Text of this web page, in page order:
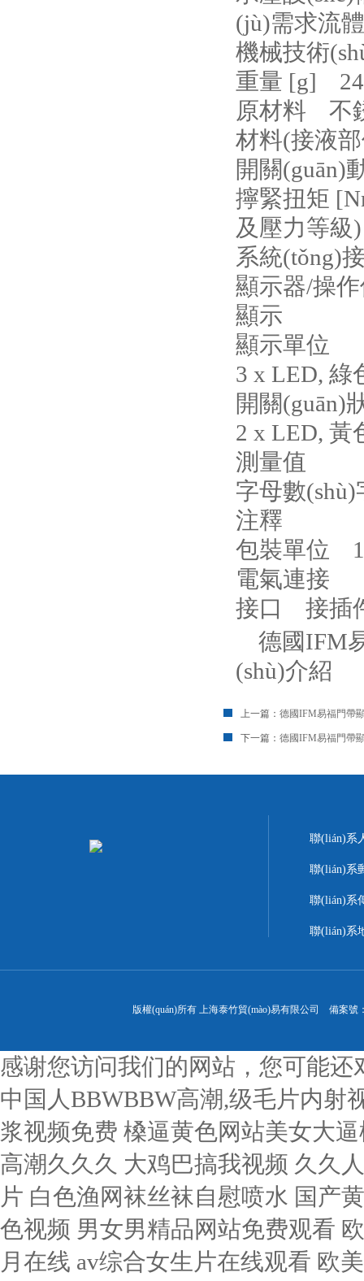
(jù)需求流
機械技術
重量 [g]
原材料 不
材料(接液
開關
擰緊扭矩
及壓力等級)
系統(tǒng)
顯示器/操
顯示
顯示單位
3 x LED, 綠
開關(guān)
2 x LED, 黃
測量值
字母數
注釋
包裝單位
電氣連接
接口 接插
德國IFM
(shù)介紹
上一篇： 德國IFM易福門帶
下一篇： 德國IFM易福門帶
聯(lián)系
聯(lián)系
聯(lián)系
聯(lián)系
版權(quán)所有 上海泰竹貿(mào)易有限公司 備案號
感谢您访问我们的网站，您可能还
中国人BBWBBW高潮,级毛片内射
浆视频免费 槡逼黄色网站美女大逼橾 精品少妇人妻久久av免费 亚洲国产美女高潮久久久 大鸡巴搞我视频 久久人人玩人人妻做人人 琪琪成人影视啪啪成人片 白色渔网袜丝袜自慰喷水 国产黄色视频 大香蕉porn在线视频 国产精品夜色视频 男女男精品网站免费观看 欧美呦呦呦呦呦一区二区 激情综合网激情五月在线 av综合女生片在线观看 欧美日韩免进入 日逼直接看视频 男男插菊花网站在线观看 操逼干男人视频 操BB免费影视 哥哥的女人完整版在线观看 国产亚洲精品影达达兔 乱码人妻一区二区三区 jav一区二区hjhj 国产精品sp调教打屁股 男J插女B视频 亚洲精品色欲成人综合网 91青娱乐极品视觉盛宴 久久91久久久久久久久 综合亚洲AV图片区 秘密女搜查官 人妻共享互换群 国产精品久久久久精品紧 亚洲香蕉成人av网站在线观看 美女男人黄色操逼,网站 大鸡黑巴猛插女人逼视频 国产激情一区二区三区在线 俺爹是卧底在线免费观看 涩久久久久久久久久久久 亚洲 欧美 激情 一区 一级二级三一片内射视频 操女人的大洞洞 男人干女人的BB小视频 逼逼难受鸡巴操 久热这里只精品99国产6 chine大鸡吧操女人 黑屌操白逼换妻 国产免费观看久久黄av片 中文字幕一区二区三区三洲 风韵丰满熟妇老熟女呻吟 给我放一个操大逼的黄片 日本道 高清一区二区三区 大鸡巴艹逼视频 日韩一级特黄大片 亚洲 欧美超碰夜夜澡日日澡久久久 欧美大胆a级视频免费 丰满多毛的少妇 97久久精品人人澡人人爽 色婷婷国产成人精品视频 人妻美脚连裤袜中文字幕 人人妻人人澡人人爽视频毒 国产色视频免费观看懂色 久久亚洲精品中文字幕 骚屄痒痒想长屌插屄视频 国第二产在线无码精品区 日韩一区二区在线免费看 无码一区二区三区中文字幕 插入阴道爆白浆视频91 国产一级毛片夜一级毛片 欧美日韩国产一二三区视频 日本 人妻 三级 在线 2022国产精品一区二区 女高中生被艹哭免费观看 五十路六十路七十路熟妇 亲近怀孕乱子伦免费视频 尤物视频国产a 男人裸鸡鸡网站 日韩人妻一区二区三区av 色婷婷亚洲十月十月色天 18禁无遮挡全彩黄漫画 印度人又大又粗硬要配种 日本浪琴比国内便宜多少 黄片免费看亚洲一区二区 看一级毛片**直播在线 亚洲人成成无码网WWW 亚洲欧洲精品中文字幕在线 爽死你个放荡粗暴婬故事 人妻无码av天堂二区 触手操逼的网站 午夜av网址在线观看免费 亚洲人成网站18禁动漫无码 国产日韩欧美精品线路一区 亚洲国产初高中生女av 拔萝卜在线视频免费观看 日韩极品精品一区二区三区 国产a级毛片 怡红院AⅤ国产一区二区 香蕉尹人在线观看你懂的 国产色婷婷精品免费视频 啊啊啊啊大鸡巴操我视频 大鸡巴用力操我动漫视频 少妇久久久久久久久久久久 中文有码国产精品欧美激情 美女在床上鸡巴22免费 日本成本人三级在线观看 日韩在线视频观看一区二区 亲子乱子伦视频一区二区 嗯哼啊慢点视频在线观看 国产美女口爆吞精普通话 最近中文字幕大全高清在线 亚洲中文字幕在线五月天 国产午夜福利短视频在线观看 久久婷婷五月综合97色直播 18禁真人抽搐一进一出 国产成人精品一区二3 久久久av视频在线观看 五十路熟妇中出无码视频 女人高朝张开腿让男人桶 一区二区三区五区中文字幕 黑人尻亚洲女人 性奴公司之调教晶晶小说 97久久久久久人妻精品 性爱a片高清无码免费看 亚洲 综合 久久 校园 成人用品进货批发网 亚洲精品高潮久久久久黄 久久综合九色 亚洲第一色骚骚骚骚骚骚 亚洲中文字幕永久在线看 2020久久精品亚洲综合 亚洲av人人澡人自国产 性高朝久久久久久久齐齐 老熟妇自慰av 欧美一区二区三区精品日韩 欧美大波视频 在线视频 做床爱视频真无遮挡免费 www在线一区 中国熟妇xxxxx视频 青娱乐私人午夜 亚洲精品一区二区18漫画 你的骚逼AV片 全世界女人操B jiZZ丰满农村胖女人 后入操逼 淫语 真人作爱试看120分钟 97人人模人人爽人人喊网 蜜乳一区二区三区亚洲国产 曰本XXXXX 激情视频在线观看黄免费 中文字幕第二页乱码在线 国产乱子伦最新免费视频 国产不卡高清视频在线观看 鸡吧插骚货视频 亚洲综合激情无码乱自慰 拔萝卜在线视频免费观看 青青青国产精美在线观看 久久久久久老熟妇人妻av 哦哦干死我,用力h视频 一个色综合亚洲更新最快 男生插进女神屁眼的网站 亚洲AV成人无码网站… 色老汉影院一区二区三区 国产黄色强势奸 欧美a欧美一级大片式放 亚洲欧美另类自拍第一页 男人叽叽猛插女人逼影视 欧美浓毛大泬老妇热乱爱 波多野结衣的av电影 午夜无码人妻av大片色欲 被c哭着爬走又被拉回来调教 456极品嫩模在线视频 国产一精品一AV一免费 亚洲一二三视频 日本免费一区二区视频播放 30年驾龄老司机告诉你 啪啪高潮激烈喷水动态图 国产乱肥老妇 国产精品久久久永久观看 久久久久琪琪去精品色 男生鸡鸡痛女生鸡鸡网站 亚洲国产欧美在线观看 美女裸体爆乳张开腿喷水 成人免费一区二区三区视频 女人张开腿让男人桶视频 国产乱真实伦一区二区三 91人妻人人精品人人爽 高清中文字幕男人的天堂 《年轻的寡妇》中文字幕 精人妻无码一区二区三区 午夜亚洲Av无码高潮片 无码囯产精品一区二区免费 性做久久久久久久久不卡 男人的天堂好色在线观看 算你色永久免费视频在线 男人将女人操到喷射网站 亚av无码一区二区乱子伦 日本高清三级精品一区二区 黄色片在哪里看中文字幕 成人免费看a级毛片 国产第二十一页 又大又粗又爽的少妇毛片 某某电视剧在线观看全集免费播放 激情操逼小视频 狂操人妻小穴哦哦哦视频 亚洲欧美不卡一区二区三区 97人人妻人人操人人爽 亚洲一二三区精品与老人 国产精品亚洲美女久久久 亚洲免费无码片中文字幕 2022国产精品永久在线 人妻含泪让粗大挺进在线 在线a人片免费观看不卡 久久久久久久久久久久在 射你逼里好不好视频导航 avcar老司机汇集地 精品一区二区三区长筒靴 亚洲精品三区 免费看欧美日韩特级黄片 1000部18岁以下禁 国产激情一区二区三区在线 色噜噜狠狠网站狠狠爱欧美 人人妻人人玩人人澡人人爽 肏逼网尤物视频 日本大乳奶电影在线观看 日韩欧美中文字幕国产电影 337p日本欧洲亚洲大胆精品 国产国语老龄妇女a片 91污污污在线免费观看 99九九热只有国产精品 啪啪运动屁股大丰满网站 插俄罗斯老太太逼逼尿尿 看了出水的网站 亚洲尤物极品天堂久久久 色窝窝影视一区二区三区 国产人妻一区二区三区久 操你骚逼www 大鸡巴操骚逼视频啪啪啪 国产一区二区三区四区欧美 老司机午夜精品在线观看 男人日女人高清 亚洲免费网站在线观看。 日本少妇和白人性爱自拍 国产第一色多多 久久久久久久久公牛影视 WWW亚洲精品久久久乳 网友自拍第一页 一受多攻同做h嗯啊巨肉 精品一区二区不卡无av 黄页污视频在线观看视频 阴茎肏屄片视频 精品一区二区三区免费视频 国产精品无码一区二区三 国产失禁大喷潮在线观看 大鸡巴插入小姨妹B视频 av韩国麻豆免费在线观看 美女洗澡私拍一区二区三区 国产精品久久久久久久精 体操服美女被操 日韩av他人妻中文字幕 屄痒想找鸡巴操 用力干好痒视频 俄罗斯黄片操逼 最好看免费观看高清大全 日韩 高清 经典 中文 久久水蜜桃网成人网2区 xxxxx尤物在线一区 第九色区aⅴ天堂久久香 美女胸又WWW又黄网站 欧美裸体极品xxxxx 哎操操黄色网站 美女查比比网址 一本大道久久东京热av 熟妇人妻中文字幕 午夜精品一区二区三区 欧美成人在线视频 天天综合网永久入口红桃 免费污污污网站在线观看 草逼视频受不了了逼好痒 97超级碰碰碰久久久久 直接能看黄的免费网址 美女被大鸡巴插的嗷嗷叫 少妇私密久久久久久久久 几个人粗暴的撕扯她np 黑人尻亚洲女人 在线不卡的在线综合电影 aⅴ色国产欧美一本大道 无码绝顶敏感痉挛抽搐潮喷 99视频久久久 国产精品无码毛片久久久 国产亚洲情侣一区二区无 精品一区二区三区的天堂 国产97色在线 | 日韩 免费v片在线观看品善网 波多野结衣手机在线aⅴ 国产熟女一区二区三区五月婷 欧美熟妇天天操天天操网 手机在线看永久av片免费 欧美日韩激情在线观看免费 欧美猛男与黑人久久精品